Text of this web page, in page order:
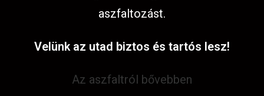
aszfaltozást.
Velünk az utad biztos és tartós lesz!
Az aszfaltról bővebben